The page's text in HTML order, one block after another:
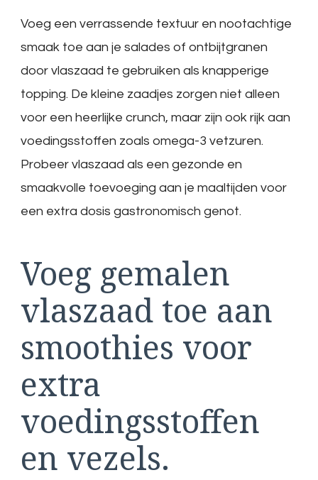
Voeg een verrassende textuur en nootachtige
smaak toe aan je salades of ontbijtgranen
door vlaszaad te gebruiken als knapperige
topping. De kleine zaadjes zorgen niet alleen
voor een heerlijke crunch, maar zijn ook rijk aan
voedingsstoffen zoals omega-3 vetzuren.
Probeer vlaszaad als een gezonde en
smaakvolle toevoeging aan je maaltijden voor
een extra dosis gastronomisch genot.
Voeg gemalen
vlaszaad toe aan
smoothies voor
extra
voedingsstoffen
en vezels.